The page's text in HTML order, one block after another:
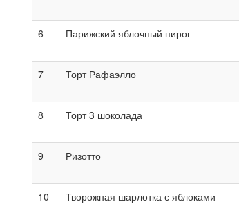
6 Парижский яблочный пирог
7 Торт Рафаэлло
8 Торт 3 шоколада
9 Ризотто
10 Творожная шарлотка с яблоками